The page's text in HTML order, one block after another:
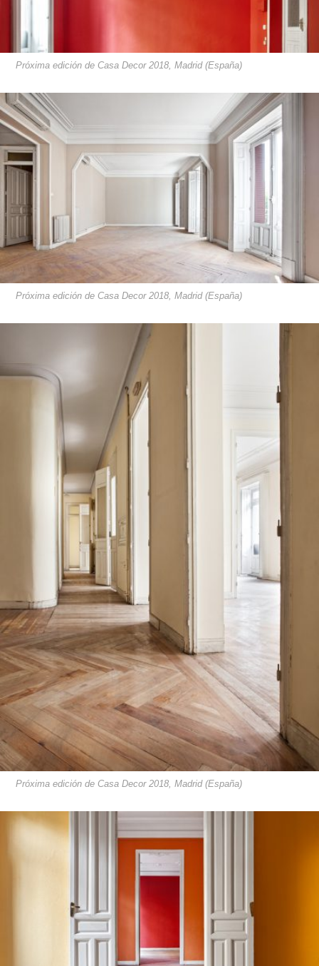
Próxima edición de Casa Decor 2018, Madrid (España)
Próxima edición de Casa Decor 2018, Madrid (España)
Próxima edición de Casa Decor 2018, Madrid (España)